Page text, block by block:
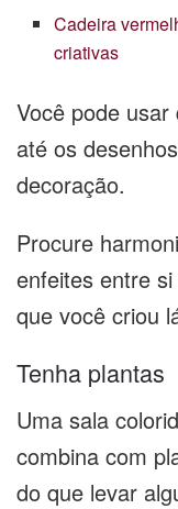
Cadeira
criativas
Você pode
até os
decoração.
Procure
enfeites entre
que você criou
Tenha plantas
Uma sala
combina com
do que levar